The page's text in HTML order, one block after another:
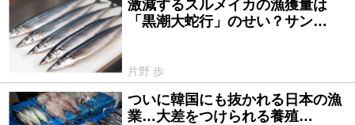
2025/05/28
激減するスルメイカの漁獲量は
「黒潮大蛇行」のせい？サン…
片野 歩
2025/04/30
ついに韓国にも抜かれる日本の漁
業…大差をつけられる養殖…